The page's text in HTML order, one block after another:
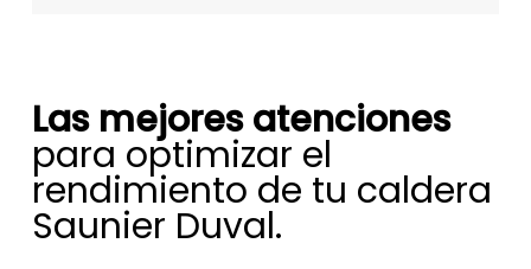
Las mejores atenciones
para optimizar el
rendimiento de tu caldera
Saunier Duval.